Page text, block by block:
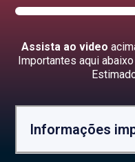
Assista ao video
Importantes aqui
Informações